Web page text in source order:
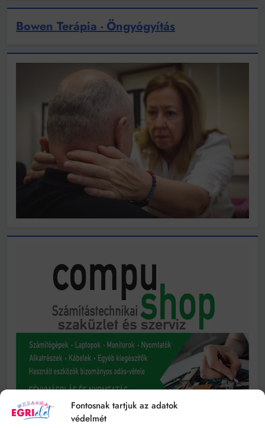
Fontosnak tartjuk az adatok
védelmét
Bowen Terápia - Öngyógyítás